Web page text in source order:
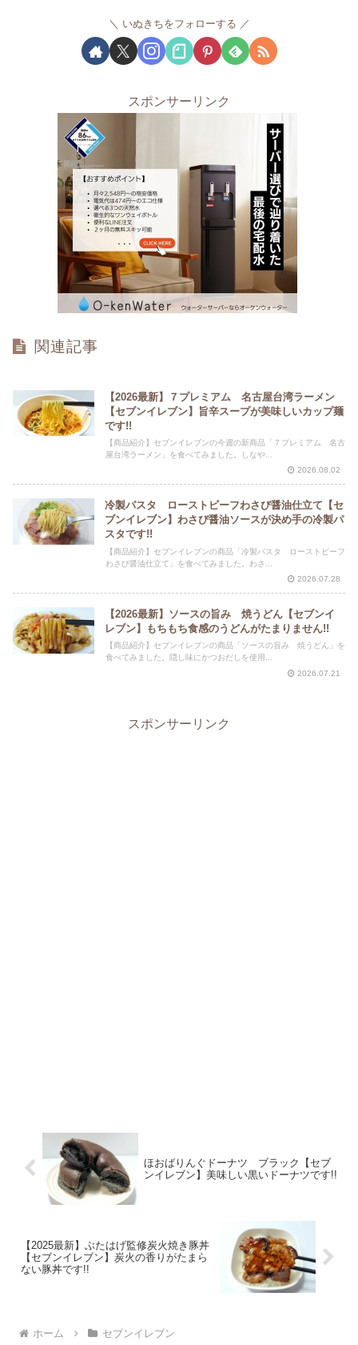
いぬきちをフォローする
スポンサーリンク
関連記事
【2026最新】７プレミアム 名古屋台湾ラーメン
【セブンイレブン】旨辛スープが美味しいカップ麺
です!!
【商品紹介】セブンイレブンの今週の新商品「７プレミアム 名古
屋台湾ラーメン」を食べてみました。しなや...
2026.08.02
冷製パスタ ローストビーフわさび醤油仕立て【セ
ブンイレブン】わさび醤油ソースが決め手の冷製パ
スタです!!
【商品紹介】セブンイレブンの商品「冷製パスタ ローストビーフ
わさび醤油仕立て」を食べてみました。わさ...
2026.07.28
【2026最新】ソースの旨み 焼うどん【セブンイ
レブン】もちもち食感のうどんがたまりません!!
【商品紹介】セブンイレブンの商品「ソースの旨み 焼うどん」を
食べてみました。隠し味にかつおだしを使用...
2026.07.21
スポンサーリンク
ほおばりんぐドーナツ ブラック【セブ
ンイレブン】美味しい黒いドーナツです!!
【2025最新】ぶたはげ監修炭火焼き豚丼
【セブンイレブン】炭火の香りがたまら
ない豚丼です!!
ホーム セブンイレブン